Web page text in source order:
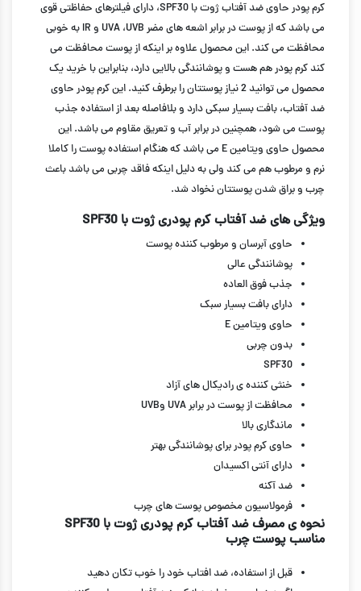
کرم پودر حاوی ضد آفتاب ژوت با SPF30، دارای فیلترهای حفاظتی قوی
می باشد که از پوست در برابر اشعه های مضر UVA ،UVB و IR به خوبی
محافظت می کند. این محصول علاوه بر اینکه از پوست محافظت می
کند کرم پودر هم هست و پوشانندگی بالایی دارد، بنابراین با خرید یک
محصول می توانید 2 نیاز پوستتان را برطرف کنید. این کرم پودر حاوی
ضد آفتاب، بافت بسیار سبکی دارد و بلافاصله بعد از استفاده جذب
پوست می شود، همچنین در برابر آب و تعریق مقاوم می باشد. این
محصول حاوی ویتامین E می باشد که هنگام استفاده پوست را کاملا
نرم و مرطوب هم می کند ولی به دلیل اینکه فاقد چربی می باشد باعث
چرب و براق شدن پوستتان نخواد شد.
ویژگی های ضد آفتاب کرم پودری ژوت با SPF30
حاوی آبرسان و مرطوب کننده پوست
پوشانندگی عالی
جذب فوق العاده
دارای بافت بسیار سبک
حاوی ویتامین E
بدون چربی
SPF30
خنثی کننده ی رادیکال های آزاد
محافظت از پوست در برابر UVA وUVB
ماندگاری بالا
حاوی کرم پودر برای پوشانندگی بهتر
دارای آنتی اکسیدان
ضد آکنه
فرمولاسیون مخصوص پوست های چرب
نحوه ی مصرف ضد آفتاب کرم پودری ژوت با SPF30
مناسب پوست چرب
قبل از استفاده، ضد افتاب خود را خوب تکان دهید